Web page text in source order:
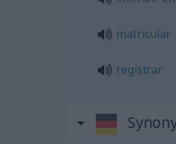
matricular
registrar